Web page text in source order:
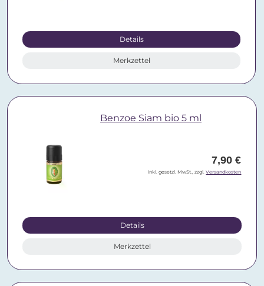
Details
Merkzettel
Benzoe Siam bio 5 ml
7,90 €
inkl. gesetzl. MwSt., zzgl.Versandkosten
Details
Merkzettel